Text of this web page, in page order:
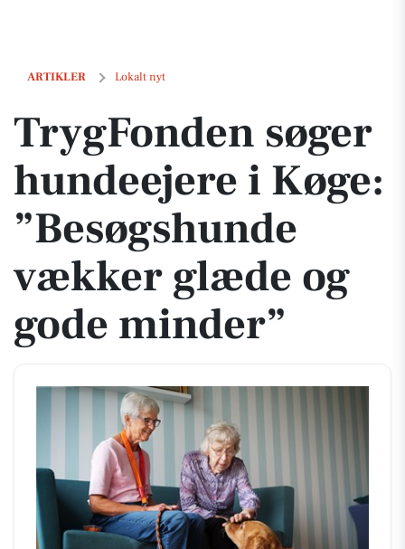
ARTIKLER Lokalt nyt
TrygFonden søger hundeejere i Køge: ”Besøgshunde vækker glæde
TrygFonden søger
hundeejere i Køge:
”Besøgshunde
vækker glæde og
gode minder”